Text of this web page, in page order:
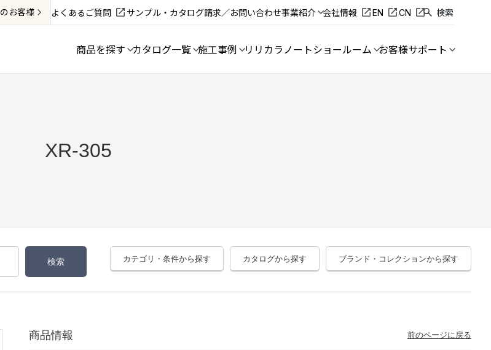
のお客様 よくあるご質問 サンプル・カタログ請求／お問い合わせ事業紹介 会社情報 EN CN 検索
商品を探す カタログ一覧 施工事例 リリカラノートショールーム お客様サポート
XR-305
カテゴリ・条件から探す カタログから探す ブランド・コレクションから探す
商品情報 前のページに戻る